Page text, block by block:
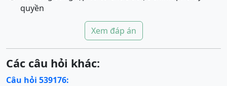
quyền
Xem đáp án
Các câu hỏi khác:
Câu hỏi 539176: